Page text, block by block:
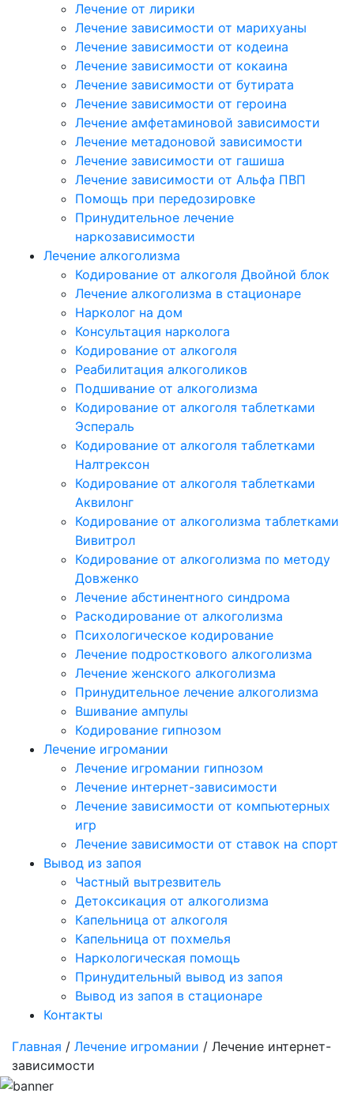
Лечение от лирики
Лечение зависимости от марихуаны
Лечение зависимости от кодеина
Лечение зависимости от кокаина
Лечение зависимости от бутирата
Лечение зависимости от героина
Лечение амфетаминовой зависимости
Лечение метадоновой зависимости
Лечение зависимости от гашиша
Лечение зависимости от Альфа ПВП
Помощь при передозировке
Принудительное лечение
наркозависимости
Лечение алкоголизма
Кодирование от алкоголя Двойной блок
Лечение алкоголизма в стационаре
Нарколог на дом
Консультация нарколога
Кодирование от алкоголя
Реабилитация алкоголиков
Подшивание от алкоголизма
Кодирование от алкоголя таблетками
Эспераль
Кодирование от алкоголя таблетками
Налтрексон
Кодирование от алкоголя таблетками
Аквилонг
Кодирование от алкоголизма таблетками
Вивитрол
Кодирование от алкоголизма по методу
Довженко
Лечение абстинентного синдрома
Раскодирование от алкоголизма
Психологическое кодирование
Лечение подросткового алкоголизма
Лечение женского алкоголизма
Принудительное лечение алкоголизма
Вшивание ампулы
Кодирование гипнозом
Лечение игромании
Лечение игромании гипнозом
Лечение интернет-зависимости
Лечение зависимости от компьютерных
игр
Лечение зависимости от ставок на спорт
Вывод из запоя
Частный вытрезвитель
Детоксикация от алкоголизма
Капельница от алкоголя
Капельница от похмелья
Наркологическая помощь
Принудительный вывод из запоя
Вывод из запоя в стационаре
Контакты
Главная / Лечение игромании / Лечение интернет-
зависимости